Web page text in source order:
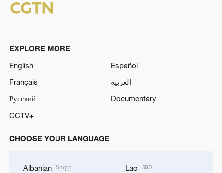
EXPLORE MORE
English
Español
Français
العربية
Русский
Documentary
CCTV+
CHOOSE YOUR LANGUAGE
Albanian Shqip Lao ລາວ